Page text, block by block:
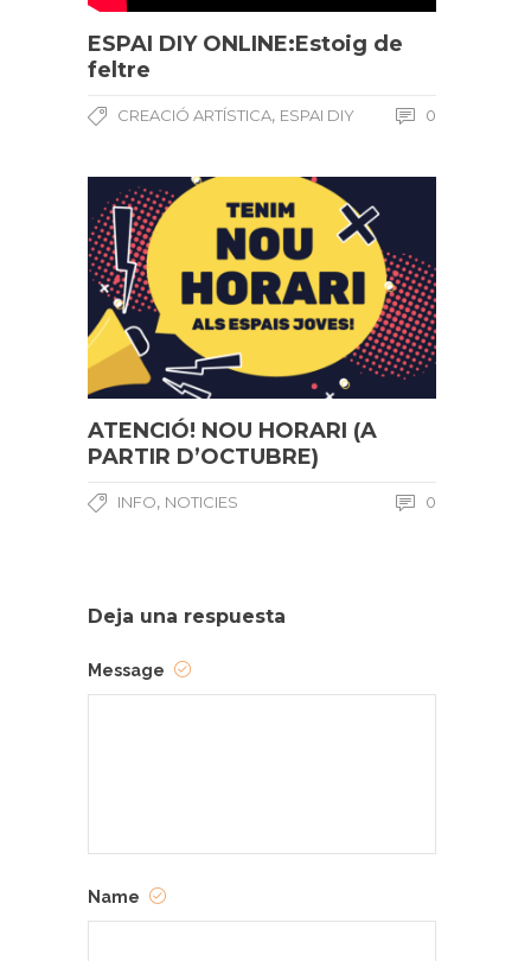
ESPAI DIY ONLINE:Estoig de
feltre
CREACIÓ ARTÍSTICA, ESPAI DIY 0
ATENCIÓ! NOU HORARI (A
PARTIR D’OCTUBRE)
INFO, NOTICIES 0
Deja una respuesta
Message
Name